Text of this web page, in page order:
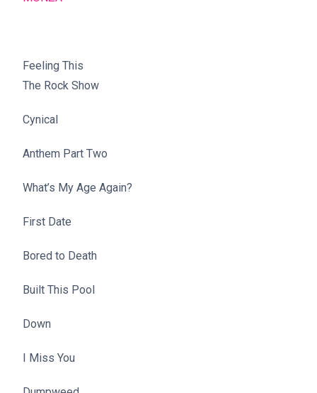
Feeling This
The Rock Show
Cynical
Anthem Part Two
What’s My Age Again?
First Date
Bored to Death
Built This Pool
Down
I Miss You